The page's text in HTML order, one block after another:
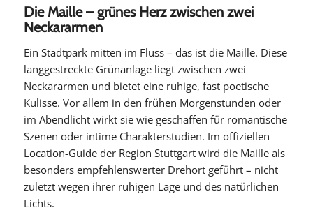
Die Maille – grünes Herz zwischen zwei
Neckararmen
Ein Stadtpark mitten im Fluss – das ist die Maille. Diese
langgestreckte Grünanlage liegt zwischen zwei
Neckararmen und bietet eine ruhige, fast poetische
Kulisse. Vor allem in den frühen Morgenstunden oder
im Abendlicht wirkt sie wie geschaffen für romantische
Szenen oder intime Charakterstudien. Im offiziellen
Location-Guide der Region Stuttgart wird die Maille als
besonders empfehlenswerter Drehort geführt – nicht
zuletzt wegen ihrer ruhigen Lage und des natürlichen
Lichts.